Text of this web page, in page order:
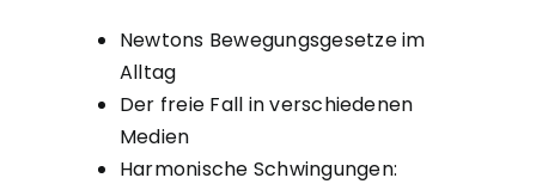
Newtons Bewegungsgesetze im
Alltag
Der freie Fall in verschiedenen
Medien
Harmonische Schwingungen: